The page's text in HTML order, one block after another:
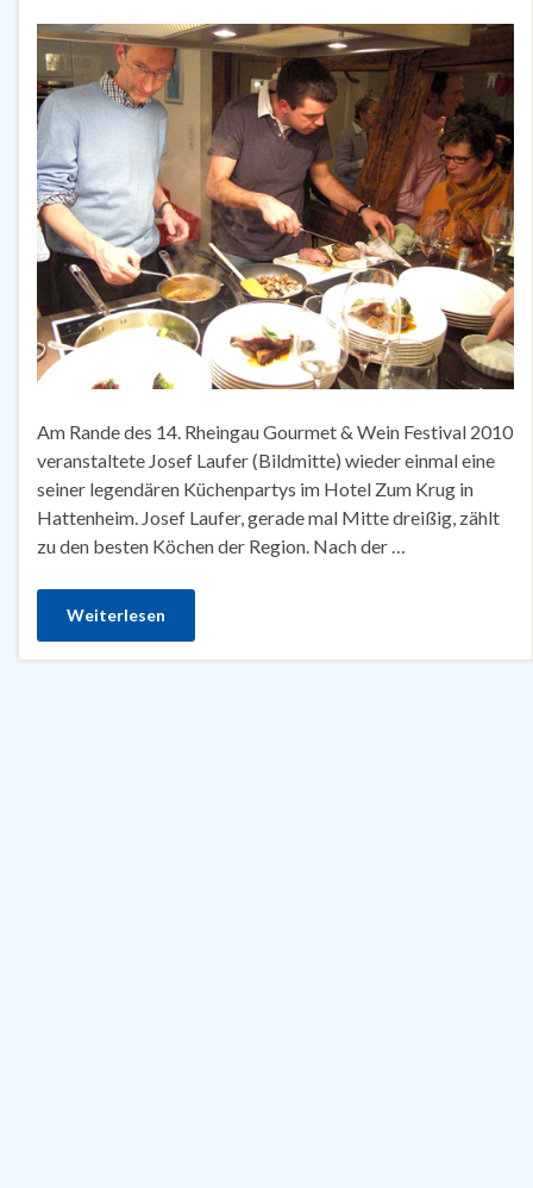
Am Rande des 14. Rheingau Gourmet & Wein Festival 2010
veranstaltete Josef Laufer (Bildmitte) wieder einmal eine
seiner legendären Küchenpartys im Hotel Zum Krug in
Hattenheim. Josef Laufer, gerade mal Mitte dreißig, zählt
zu den besten Köchen der Region. Nach der …
Weiterlesen